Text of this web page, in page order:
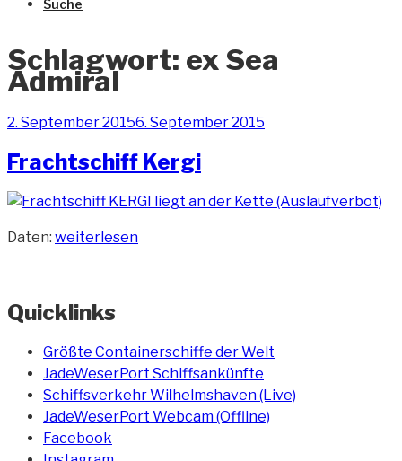
Suche
Schlagwort: ex Sea
Admiral
Veröffentlicht
2. September 20156. September 2015
Frachtschiff Kergi
Daten: „Frachtschiff
weiterlesen
Quicklinks
Größte Containerschiffe der Welt
JadeWeserPort Schiffsankünfte
Schiffsverkehr Wilhelmshaven (Live)
JadeWeserPort Webcam (Offline)
Facebook